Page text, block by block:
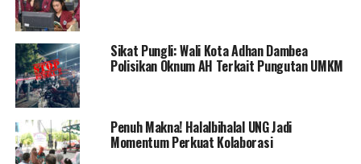
Seluruh barang bukti telah diamankan pihak kepolisian
untuk kepentingan penyelidikan lebih lanjut. Sementara
itu, laporan resmi dari pihak perusahaan sudah diterima
aparat penegak hukum dan saat ini tengah ditangani
sesuai prosedur yang berlaku.
Penelusuran terhadap para pelaku terus dilakukan
untuk mengungkap kemungkinan keterlibatan jaringan
Sikat Pungli: Wali Kota Adhan Dambea
Polisikan Oknum AH Terkait Pungutan UMKM
Penuh Makna! Halalbihalal UNG Jadi
Momentum Perkuat Kolaborasi